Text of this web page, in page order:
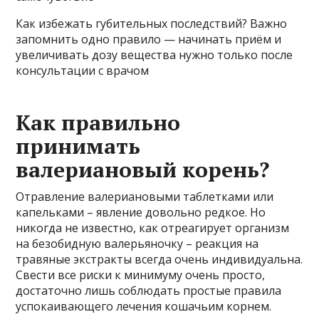
Как избежать губительных последствий? Важно
запомнить одно правило — начинать приём и
увеличивать дозу вещества нужно только после
консультации с врачом
Как правильно
принимать
валериановый корень?
Отравление валериановыми таблетками или
капельками – явление довольно редкое. Но
никогда не известно, как отреагирует организм
на безобидную валерьяночку – реакция на
травяные экстракты всегда очень индивидуальна.
Свести все риски к минимуму очень просто,
достаточно лишь соблюдать простые правила
успокаивающего лечения кошачьим корнем.